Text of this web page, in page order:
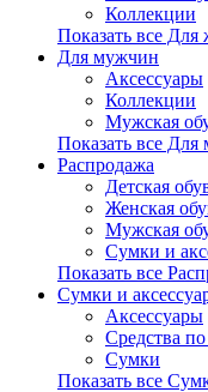
Коллекции
Показать все
Для мужчин
Аксессуары
Коллекции
Мужская
Показать все
Распродажа
Детская
Женская
Мужская
Сумки и
Показать все
Сумки и
Аксессуары
Средства
Сумки
Показать все